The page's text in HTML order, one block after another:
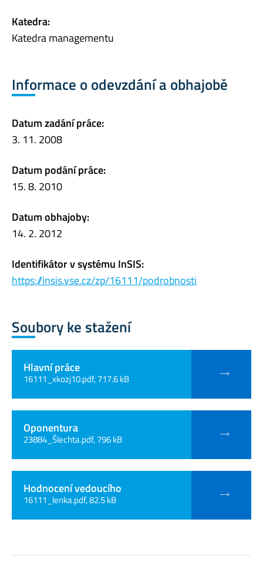
Katedra:
Katedra managementu
Informace o odevzdání a obhajobě
Datum zadání práce:
3. 11. 2008
Datum podání práce:
15. 8. 2010
Datum obhajoby:
14. 2. 2012
Identifikátor v systému InSIS:
https://insis.vse.cz/zp/16111/podrobnosti
Soubory ke stažení
Hlavní práce
16111_xkozj10.pdf, 717.6 kB
Oponentura
23884_Šlechta.pdf, 796 kB
Hodnocení vedoucího
16111_lenka.pdf, 82.5 kB